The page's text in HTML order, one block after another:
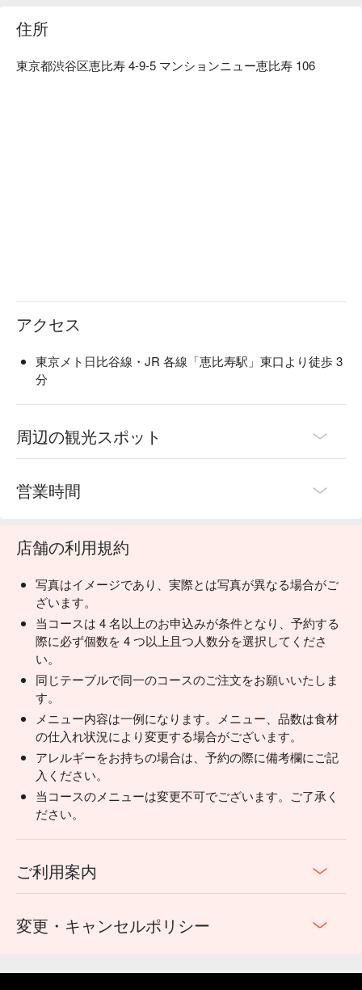
住所
東京都渋谷区恵比寿 4-9-5 マンションニュー恵比寿 106
アクセス
東京メト日比谷線・JR 各線「恵比寿駅」東口より徒歩 3
分
周辺の観光スポット
営業時間
店舗の利用規約
写真はイメージであり、実際とは写真が異なる場合がご
ざいます。
当コースは 4 名以上のお申込みが条件となり、予約する
際に必ず個数を 4 つ以上且つ人数分を選択してくださ
い。
同じテーブルで同一のコースのご注文をお願いいたしま
す。
メニュー内容は一例になります。メニュー、品数は食材
の仕入れ状況により変更する場合がございます。
アレルギーをお持ちの場合は、予約の際に備考欄にご記
入ください。
当コースのメニューは変更不可でございます。ご了承く
ださい。
ご利用案内
変更・キャンセルポリシー